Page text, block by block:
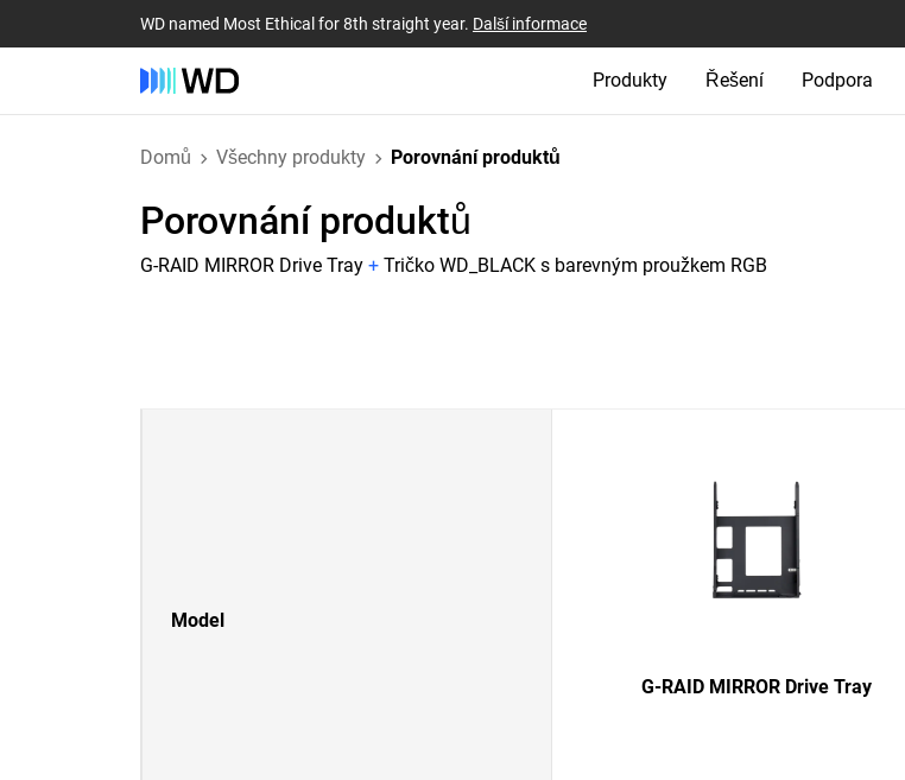
WD named Most Ethical for 8th straight year. Další informace
Produkty Řešení Podpora
Domů Všechny produkty Porovnání produktů
Porovnání produktů
G-RAID MIRROR Drive Tray + Tričko WD_BLACK s barevným proužkem RGB
Model
G-RAID MIRROR Drive Tray